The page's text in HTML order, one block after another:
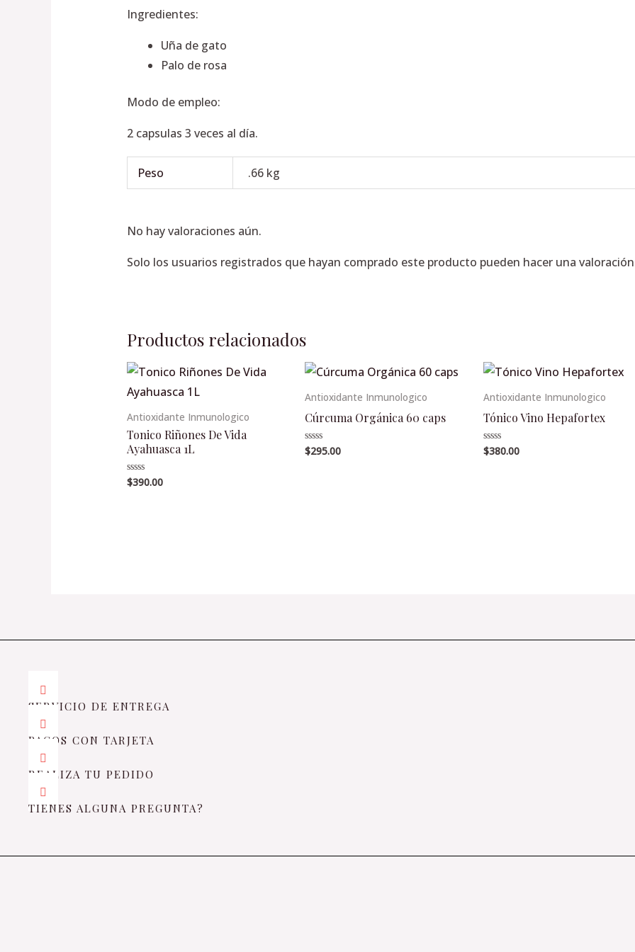
Ingredientes:
Uña de gato
Palo de rosa
Modo de empleo:
2 capsulas 3 veces al día.
Peso .66 kg
No hay valoraciones aún.
Solo los usuarios registrados que hayan comprado este producto pueden hacer una
Productos relacionados
Antioxidante Inmunologico
Tonico Riñones De Vida
Ayahuasca 1L
Valorado
en
$390.00
Antioxidante Inmunologico
Cúrcuma Orgánica 60 caps
Valorado
en
$295.00
Antioxidante Inmunologico
Tónico Vino Hepafortex
Valorado
en
$380.00
SERVICIO DE ENTREGA
PAGOS CON TARJETA
REALIZA TU PEDIDO
TIENES ALGUNA PREGUNTA?